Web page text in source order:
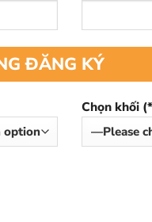
ĐĂNG KÝ
Chọn khối